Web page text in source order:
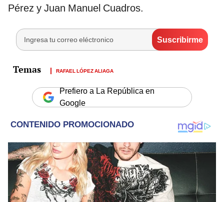
Pérez y Juan Manuel Cuadros.
RAFAEL LÓPEZ ALIAGA
Prefiero a La República en
Google